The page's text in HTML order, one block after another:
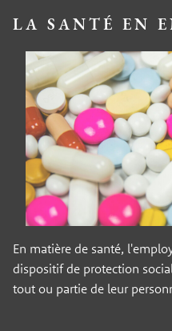
LA SANTÉ EN
En matière de santé,
dispositif de protection
tout ou partie de leur